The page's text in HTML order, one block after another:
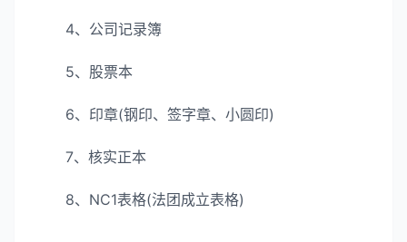
4、公司记录簿
5、股票本
6、印章(钢印、签字章、小圆印)
7、核实正本
8、NC1表格(法团成立表格)